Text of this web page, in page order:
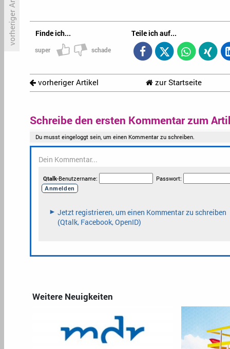
Finde ich...
super schade
Teile ich auf...
vorheriger Artikel zur Startseite
vorheriger Artikel
in den Giftschrank
Schreibe den ersten Kommentar zum
Weitere Neuigkeiten